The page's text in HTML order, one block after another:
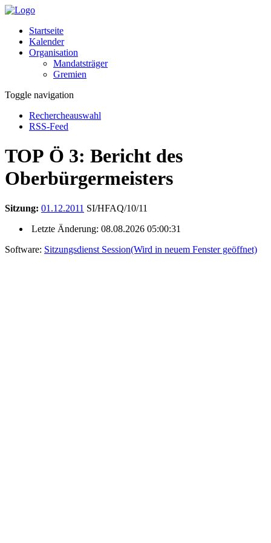
Startseite
Kalender
Organisation
Mandatsträger
Gremien
Toggle navigation
Rechercheauswahl
RSS-Feed
TOP Ö 3: Bericht des
Oberbürgermeisters
Sitzung: 01.12.2011 SI/HFAQ/10/11
Letzte Änderung: 08.08.2026 05:00:31
Software: Sitzungsdienst Session(Wird in neuem Fenster geöffnet)